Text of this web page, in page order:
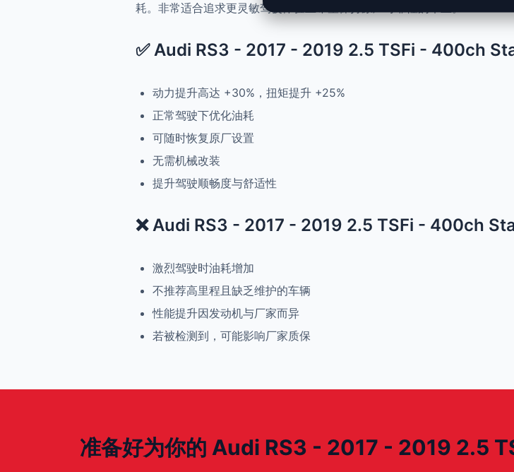
耗。非常适合追求更灵敏驾驶体验且希望保持原厂可靠性的车主。
✅ Audi RS3 - 2017 - 2019 2.5 TSFi - 400ch
动力提升高达 +30%，扭矩提升 +25%
正常驾驶下优化油耗
可随时恢复原厂设置
无需机械改装
提升驾驶顺畅度与舒适性
❌ Audi RS3 - 2017 - 2019 2.5 TSFi - 400ch
激烈驾驶时油耗增加
不推荐高里程且缺乏维护的车辆
性能提升因发动机与厂家而异
若被检测到，可能影响厂家质保
准备好为你的 Audi RS3 - 2017 - 2019 2.5